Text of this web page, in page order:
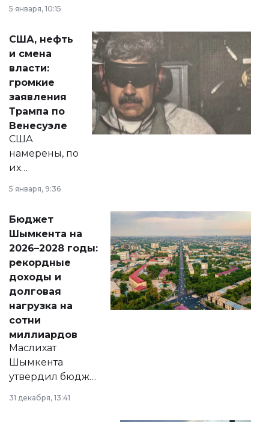
сразу несколько
актуальных тем —
от слухов о
политических
реформах до
вопросов армии,
экономики и
личного здоровья.
5 января, 10:15
США, нефть
и смена
власти:
громкие
заявления
Трампа по
Венесуэле
США
намерены, по
их
принести
народу
Венесуэлы.
5 января, 9:36
Бюджет
Шымкента на
2026–2028 годы:
рекордные
доходы и
долговая
нагрузка на
сотни
миллиардов
Маслихат
Шымкента
утвердил бюджет
города на 2026–
2028 годы.
31 декабря, 13:41